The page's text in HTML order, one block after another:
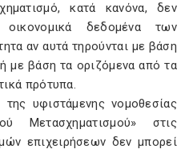
κατά κανόνα, δεν
δεδομένα των
αν αυτά τηρούνται με βάση
με βάση τα οριζόμενα από τα
πρότυπα.
υφιστάμενης νομοθεσίας
Mετασχηματισμού» στις
επιχειρήσεων δεν μπορεί